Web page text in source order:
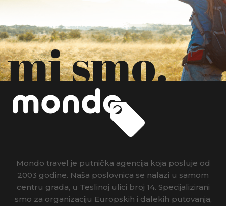
mi smo.
Mondo travel je putnička agencija koja posluje od
2003 godine. Naša poslovnica se nalazi u samom
centru grada, u Teslinoj ulici broj 14. Specijalizirani
smo za organizaciju Europskih i dalekih putovanja,